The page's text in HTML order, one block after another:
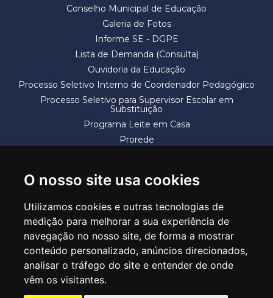
O nosso site usa cookies
Utilizamos cookies e outras tecnologias de
medição para melhorar a sua experiência de
navegação no nosso site, de forma a mostrar
conteúdo personalizado, anúncios direcionados,
analisar o tráfego do site e entender de onde
vêm os visitantes.
Conselho Municipal de Educação
Galeria de Fotos
Informe SE - DGPE
Lista de Demanda (Consulta)
Ouvidoria da Educação
Processo Seletivo Interno de Coordenador Pedagógico
Processo Seletivo para Supervisor Escolar em
Substituição
Programa Leite em Casa
Prorede
SECRETARIA DE EDUCAÇÃO
Rua Claudino Barbosa, 313 - Macedo - Guarulhos/SP CEP 07113-040
Central de Atendimento: *55 11 2475-7300